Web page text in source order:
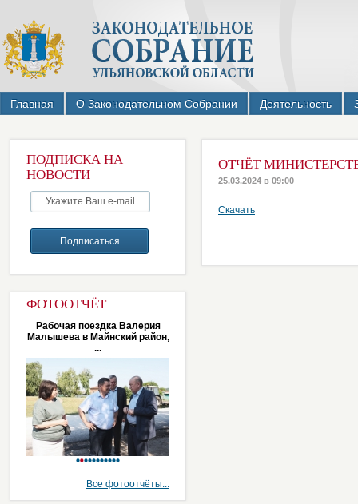
Главная О Законодательном Собрании Деятельность
ПОДПИСКА НА
НОВОСТИ
ФОТООТЧЁТ
Рабочая поездка Валерия
Малышева в Майнский район,
...
Все фотоотчёты...
ОТЧЁТ
25.03.2024 в 09:00
Скачать